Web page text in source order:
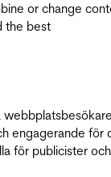
or change
the best
engagerande för
för publicister och